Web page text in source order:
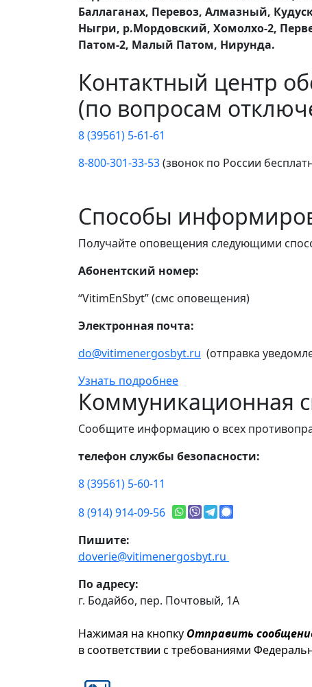
Баллаганах, Перевоз, Алмазный,
Ныгри, р.Мордовский, Хомолхо-2,
Патом-2, Малый Патом, Нирунда.
Контактный центр
(по вопросам
8 (39561) 5-61-61
8-800-301-33-53(звонок по России
Способы
Получайте оповещения следующими
Абонентский номер:
“VitimEnSbyt” (смс оповещения)
Электронная почта:
do@vitimenergosbyt.ru (отправка
Узнать подробнее
Коммуникационная
Сообщите информацию о всех
телефон службы безопасности:
8 (39561) 5-60-11
8 (914) 914-09-56
Пишите:
doverie@vitimenergosbyt.ru
По адресу:
г. Бодайбо, пер. Почтовый, 1А
Нажимая на кнопку Отправить
в соответствии с требованиями